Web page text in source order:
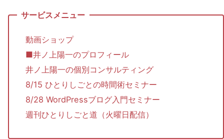
動画ショップ
■井ノ上陽一のプロフィール
井ノ上陽一の個別コンサルティング
8/15 ひとりしごとの時間術セミナー
8/28 WordPressブログ入門セミナー
週刊ひとりしごと道（火曜日配信）